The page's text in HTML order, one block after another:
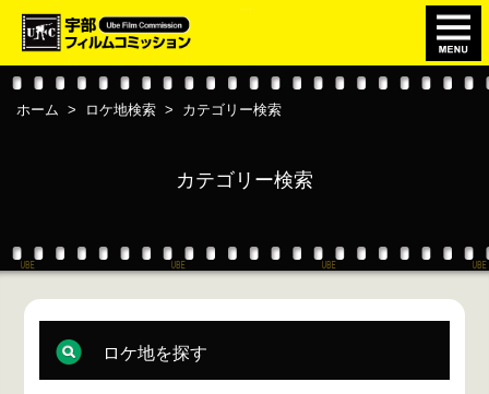
ホーム > ロケ地検索 > カテゴリー検索
カテゴリー検索
ロケ地を探す